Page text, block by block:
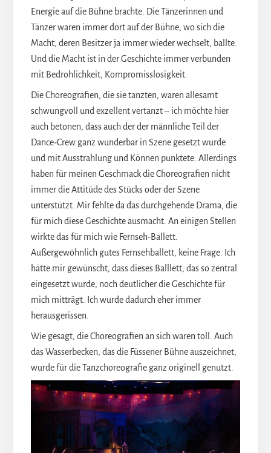
Energie auf die Bühne brachte. Die Tänzerinnen und
Tänzer waren immer dort auf der Bühne, wo sich die
Macht, deren Besitzer ja immer wieder wechselt, ballte.
Und die Macht ist in der Geschichte immer verbunden
mit Bedrohlichkeit, Kompromisslosigkeit.
Die Choreografien, die sie tanzten, waren allesamt
schwungvoll und exzellent vertanzt – ich möchte hier
auch betonen, dass auch der der männliche Teil der
Dance-Crew ganz wunderbar in Szene gesetzt wurde
und mit Ausstrahlung und Können punktete. Allerdings
haben für meinen Geschmack die Choreografien nicht
immer die Attitüde des Stücks oder der Szene
unterstützt. Mir fehlte da das durchgehende Drama, die
für mich diese Geschichte ausmacht. An einigen Stellen
wirkte das für mich wie Fernseh-Ballett.
Außergewöhnlich gutes Fernsehballett, keine Frage. Ich
hätte mir gewünscht, dass dieses Balllett, das so zentral
eingesetzt wurde, noch deutlicher die Geschichte für
mich mitträgt. Ich wurde dadurch eher immer
herausgerissen.
Wie gesagt, die Choreografien an sich waren toll. Auch
das Wasserbecken, das die Füssener Bühne auszeichnet,
wurde für die Tanzchoreografie ganz originell genutzt.